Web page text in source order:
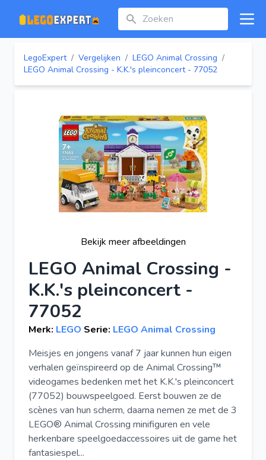
Zoeken
LegoExpert / Vergelijken / LEGO Animal Crossing /
LEGO Animal Crossing - K.K.'s pleinconcert - 77052
Bekijk meer afbeeldingen
LEGO Animal Crossing -
K.K.'s pleinconcert -
77052
Merk: LEGO Serie: LEGO Animal Crossing
Meisjes en jongens vanaf 7 jaar kunnen hun eigen
verhalen geïnspireerd op de Animal Crossing™
videogames bedenken met het K.K.'s pleinconcert
(77052) bouwspeelgoed. Eerst bouwen ze de
scènes van hun scherm, daarna nemen ze met de 3
LEGO® Animal Crossing minifiguren en vele
herkenbare speelgoedaccessoires uit de game het
fantasiespel...